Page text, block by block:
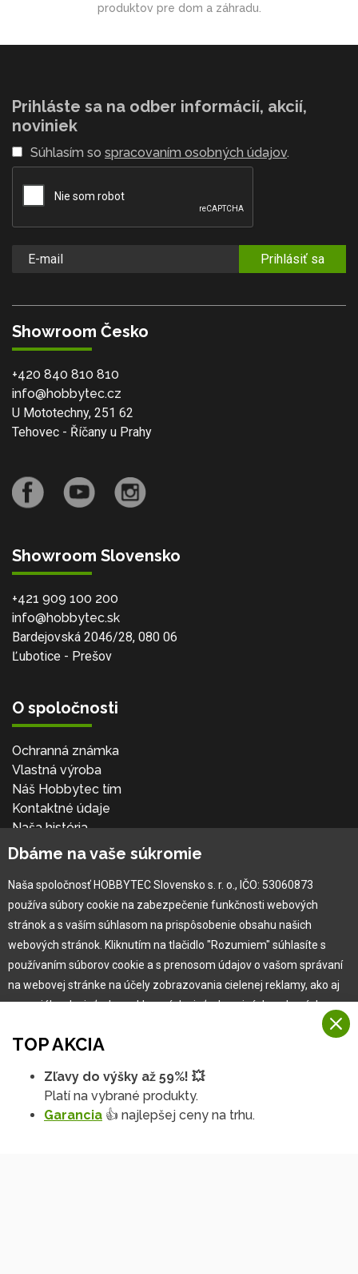
produktov pre dom a záhradu.
Prihláste sa na odber informácií, akcií,
noviniek
Súhlasím so spracovaním osobných údajov.
Prihlásiť sa
Showroom Česko
+420 840 810 810
info@hobbytec.cz
U Mototechny, 251 62
Tehovec - Říčany u Prahy
Showroom Slovensko
+421 909 100 200
info@hobbytec.sk
Bardejovská 2046/28, 080 06
Ľubotice - Prešov
O spoločnosti
Ochranná známka
Vlastná výroba
Náš Hobbytec tím
Kontaktné údaje
Naša história
Kariéra
Pre zákazníka
Garancia najlepšej ceny
Užívateľský manuál
Obchodné podmienky
Zákazník & partner
Novinky
TOP AKCIA
Zľavy do výšky až 59%! 💥
Platí na vybrané produkty.
Garancia 👍 najlepšej ceny na trhu.
Dbáme na vaše súkromie
Naša spoločnosť HOBBYTEC Slovensko s. r. o., IČO: 53060873
používa súbory cookie na zabezpečenie funkčnosti webových
stránok a s vaším súhlasom na prispôsobenie obsahu našich
webových stránok. Kliknutím na tlačidlo "Rozumiem" súhlasíte s
používaním súborov cookie a s prenosom údajov o vašom správaní
na webovej stránke na účely zobrazovania cielenej reklamy, ako aj
na sociálnych sieťach a reklamných sieťach na iných webových
Viac informácií
Na našich webových stránkach používame niekoľko kategórií
Rozumiem